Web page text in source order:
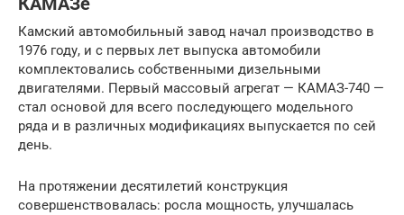
КАМАЗе
Камский автомобильный завод начал производство в
1976 году, и с первых лет выпуска автомобили
комплектовались собственными дизельными
двигателями. Первый массовый агрегат — КАМАЗ-740 —
стал основой для всего последующего модельного
ряда и в различных модификациях выпускается по сей
день.
На протяжении десятилетий конструкция
совершенствовалась: росла мощность, улучшалась